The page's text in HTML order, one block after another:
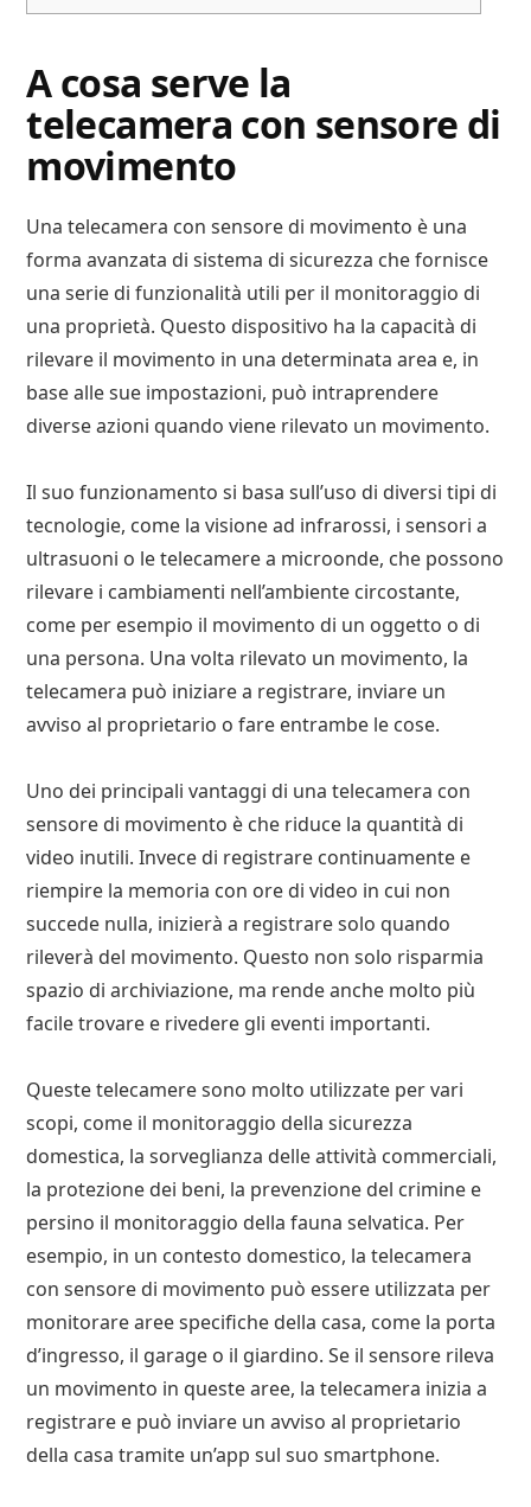
A cosa serve la
telecamera con sensore di
movimento
Una telecamera con sensore di movimento è una
forma avanzata di sistema di sicurezza che fornisce
una serie di funzionalità utili per il monitoraggio di
una proprietà. Questo dispositivo ha la capacità di
rilevare il movimento in una determinata area e, in
base alle sue impostazioni, può intraprendere
diverse azioni quando viene rilevato un movimento.
Il suo funzionamento si basa sull’uso di diversi tipi di
tecnologie, come la visione ad infrarossi, i sensori a
ultrasuoni o le telecamere a microonde, che possono
rilevare i cambiamenti nell’ambiente circostante,
come per esempio il movimento di un oggetto o di
una persona. Una volta rilevato un movimento, la
telecamera può iniziare a registrare, inviare un
avviso al proprietario o fare entrambe le cose.
Uno dei principali vantaggi di una telecamera con
sensore di movimento è che riduce la quantità di
video inutili. Invece di registrare continuamente e
riempire la memoria con ore di video in cui non
succede nulla, inizierà a registrare solo quando
rileverà del movimento. Questo non solo risparmia
spazio di archiviazione, ma rende anche molto più
facile trovare e rivedere gli eventi importanti.
Queste telecamere sono molto utilizzate per vari
scopi, come il monitoraggio della sicurezza
domestica, la sorveglianza delle attività commerciali,
la protezione dei beni, la prevenzione del crimine e
persino il monitoraggio della fauna selvatica. Per
esempio, in un contesto domestico, la telecamera
con sensore di movimento può essere utilizzata per
monitorare aree specifiche della casa, come la porta
d’ingresso, il garage o il giardino. Se il sensore rileva
un movimento in queste aree, la telecamera inizia a
registrare e può inviare un avviso al proprietario
della casa tramite un’app sul suo smartphone.